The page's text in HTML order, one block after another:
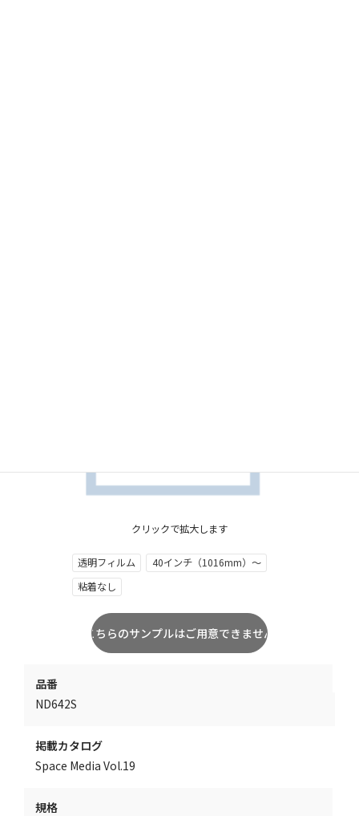
クリックで拡大します
透明フィルム
40インチ（1016mm）～
粘着なし
品番
ND642S
掲載カタログ
Space Media Vol.19
規格